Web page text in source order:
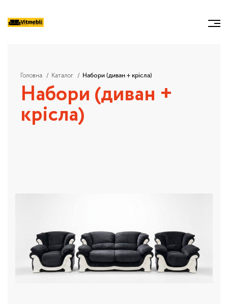
Головна Каталог Набори (диван + крісла)
Набори (диван +
крісла)